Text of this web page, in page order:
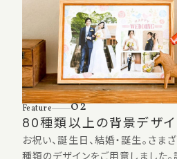
Feature 02
80種類以上の背景デザイ
お祝い、誕生日、結婚・誕生。さ
種類のデザインをご用意しました